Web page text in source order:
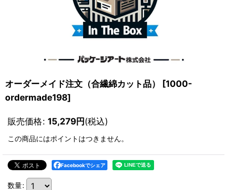
オーダーメイド注文（合繊綿カット品） [1000-
ordermade198]
販売価格: 15,279円(税込)
この商品にはポイントはつきません。
Facebookでシェア
数量: